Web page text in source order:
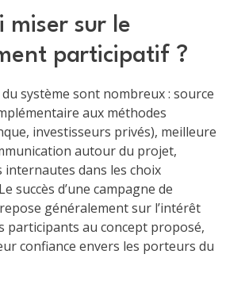
miser sur le
participatif ?
système sont nombreux : source
aux méthodes
investisseurs privés), meilleure
autour du projet,
internautes dans les choix
succès d’une campagne de
généralement sur l’intérêt
participants au concept proposé,
confiance envers les porteurs du